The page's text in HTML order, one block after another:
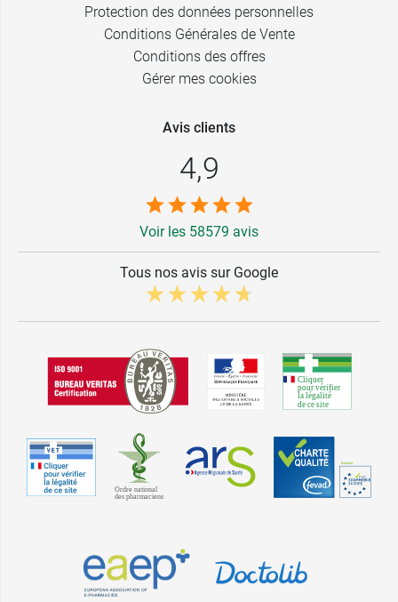
Protection des données personnelles
Conditions Générales de Vente
Conditions des offres
Gérer mes cookies
Avis clients
4,9
Voir les 58579 avis
Tous nos avis sur Google